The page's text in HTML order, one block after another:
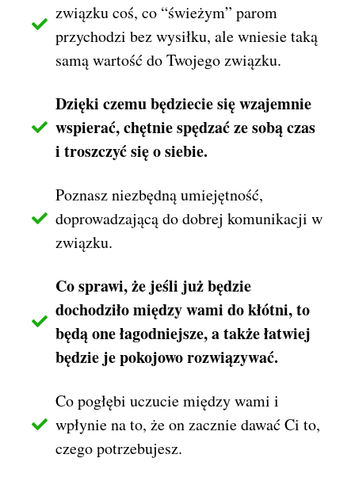
związku coś, co “świeżym” parom
przychodzi bez wysiłku, ale wniesie taką
samą wartość do Twojego związku.
Dzięki czemu będziecie się wzajemnie
wspierać, chętnie spędzać ze sobą czas
i troszczyć się o siebie.
Poznasz niezbędną umiejętność,
doprowadzającą do dobrej komunikacji w
związku.
Co sprawi, że jeśli już będzie
dochodziło między wami do kłótni, to
będą one łagodniejsze, a także łatwiej
będzie je pokojowo rozwiązywać.
Co pogłębi uczucie między wami i
wpłynie na to, że on zacznie dawać Ci to,
czego potrzebujesz.